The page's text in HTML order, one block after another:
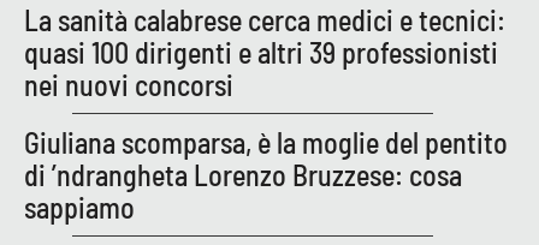
La sanità calabrese cerca medici e tecnici:
quasi 100 dirigenti e altri 39 professionisti
nei nuovi concorsi
Giuliana scomparsa, è la moglie del pentito
di ’ndrangheta Lorenzo Bruzzese: cosa
sappiamo